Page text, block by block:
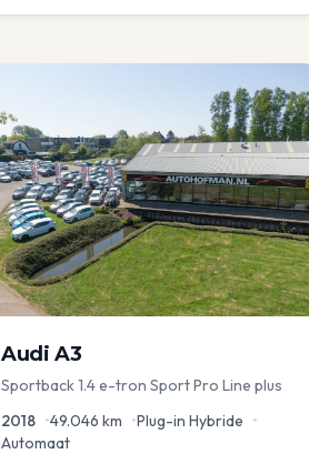
Audi A3
Sportback 1.4 e-tron Sport Pro Line plus
2018 •49.046 km •Plug-in Hybride •
Automaat